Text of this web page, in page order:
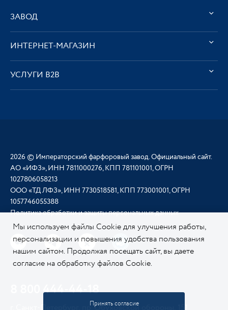
ЗАВОД
ИНТЕРНЕТ-МАГАЗИН
УСЛУГИ В2В
2026 © Императорский фарфоровый завод. Официальный сайт.
АО «ИФЗ», ИНН 7811000276, КПП 781101001, ОГРН
1027806058213
ООО «ТД ЛФЗ», ИНН 7730518581, КПП 773001001, ОГРН
1057746055388
Политика обработки и защиты персональных данных
8 800 444-44-18
г. Санкт-Петербург, пр. Обуховской обороны, 151
Мы используем файлы Cookie для улучшения работы,
персонализации и повышения удобства пользования
нашим сайтом. Продолжая посещать сайт, вы даете
согласие на обработку файлов Cookie.
Принять согласие